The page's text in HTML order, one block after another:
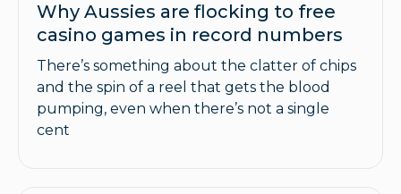
Why Aussies are flocking to free
casino games in record numbers
There’s something about the clatter of chips
and the spin of a reel that gets the blood
pumping, even when there’s not a single
cent